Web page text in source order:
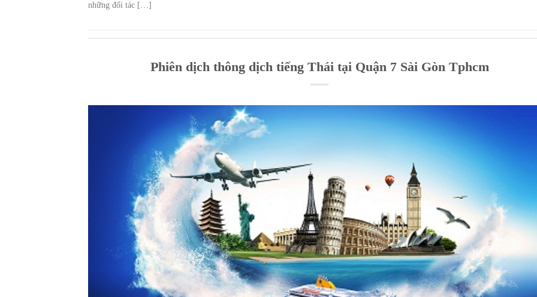
những đối tác […]
Phiên dịch thông dịch tiếng Thái tại Quận 7 Sài Gòn Tphcm